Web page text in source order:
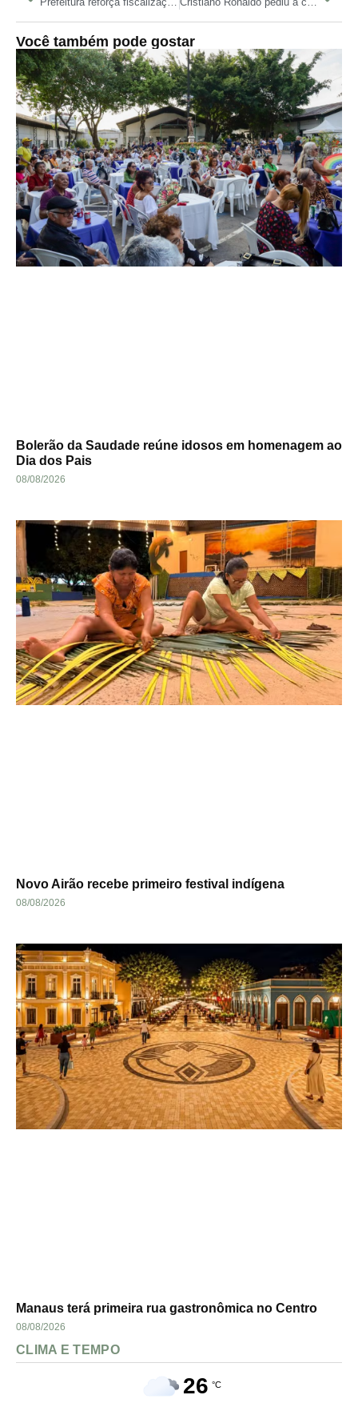
Você também pode gostar
Bolerão da Saudade reúne idosos em homenagem ao
Dia dos Pais
08/08/2026
Novo Airão recebe primeiro festival indígena
08/08/2026
Manaus terá primeira rua gastronômica no Centro
08/08/2026
CLIMA E TEMPO
26 °C